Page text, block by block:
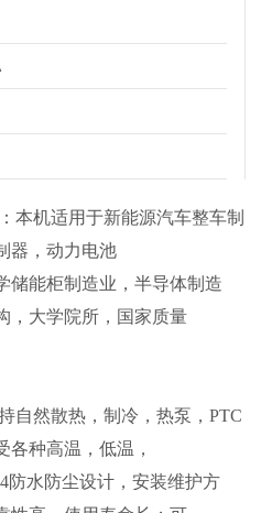
本机适用于新能源汽车整车制
器，动力电池
储能柜制造业，半导体制造
，大学院所，国家质量
自然散热，制冷，热泵，PTC
各种高温，低温，
防水防尘设计，安装维护方